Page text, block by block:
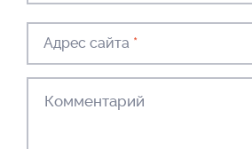
Адрес сайта *